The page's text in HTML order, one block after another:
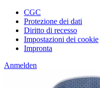
CGC
Protezione dei dati
Diritto di recesso
Impostazioni dei cookie
Impronta
Anmelden